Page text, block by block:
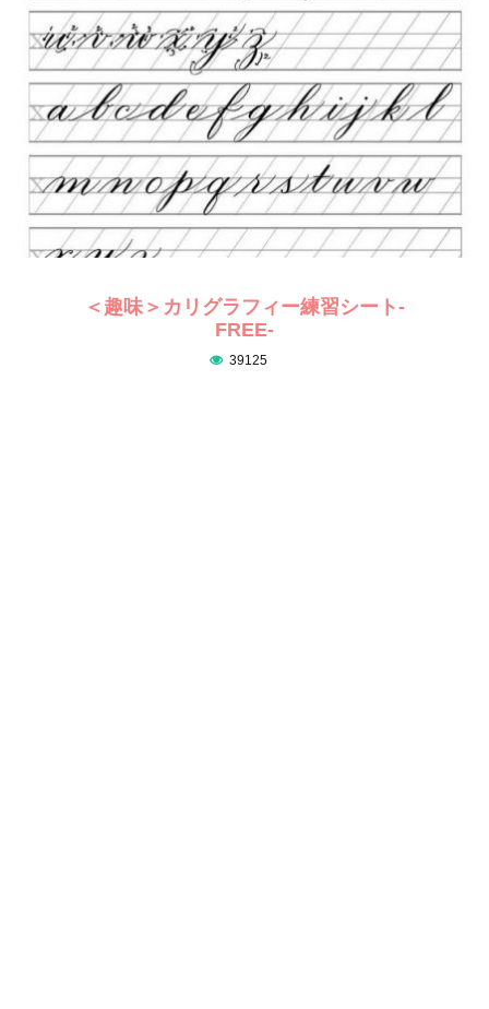
＜趣味＞カリグラフィー練習シート-
FREE-
39125